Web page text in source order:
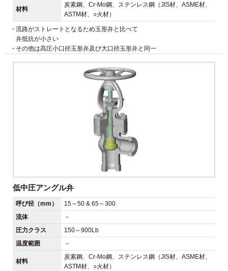
材料
炭素鋼、Cr-Mo鋼、ステンレス鋼（JIS材、ASME材、
ASTM材、○火材）
流路がストレートとなるため玉形弁と比べて
弁抵抗が小さい
その他は高圧小口径玉形弁及び大口径玉形弁と同一
低中圧アングル弁
呼び径（mm）
15～50 & 65～300
流体
－
圧力クラス
150～900Lb
温度範囲
－
材料
炭素鋼、Cr-Mo鋼、ステンレス鋼（JIS材、ASME材、
ASTM材、○火材）